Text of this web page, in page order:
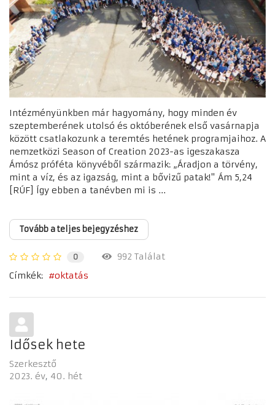
Intézményünkben már hagyomány, hogy minden év
szeptemberének utolsó és októberének első vasárnapja
között csatlakozunk a teremtés hetének programjaihoz. A
nemzetközi Season of Creation 2023-as igeszakasza
Ámósz próféta könyvéből származik: „Áradjon a törvény,
mint a víz, és az igazság, mint a bővizű patak!" Ám 5,24
[RÚF] Így ebben a tanévben mi is ...
Tovább a teljes bejegyzéshez
0
992 Találat
Címkék:
oktatás
Idősek hete
Szerkesztő
2023. év 40. hét